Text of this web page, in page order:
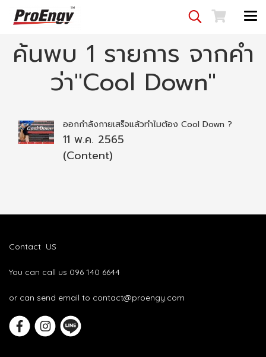
ค้นพบ 1 รายการ จากคำ
ว่า"Cool Down"
ออกกำลังกายเสร็จแล้วทำไมต้อง Cool Down ?
11 พ.ค. 2565
(Content)
Contact US
You can call us 096 140 6644
or can send email to contact@proengy.com